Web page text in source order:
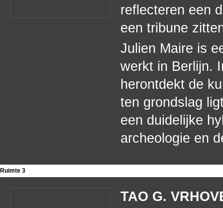
reflecteren een
een tribune
Julien Maire is
werkt in Berlijn.
herontdekt de
ten grondslag
een duidelijke
archeologie en
Ruimte 3
TAO G.